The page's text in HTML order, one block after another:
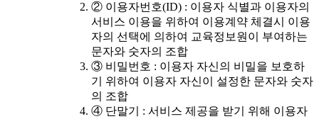
② 이용자번호(ID) : 이용자 식별과 이용자의
서비스 이용을 위하여 이용계약 체결시 이용
자의 선택에 의하여 교육정보원이 부여하는
문자와 숫자의 조합
③ 비밀번호 : 이용자 자신의 비밀을 보호하
기 위하여 이용자 자신이 설정한 문자와 숫자
의 조합
④ 단말기 : 서비스 제공을 받기 위해 이용자